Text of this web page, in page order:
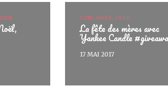
CONCOURS, DÉCO
La fête des mères avec
Yankee Candle
17 MAI 2017